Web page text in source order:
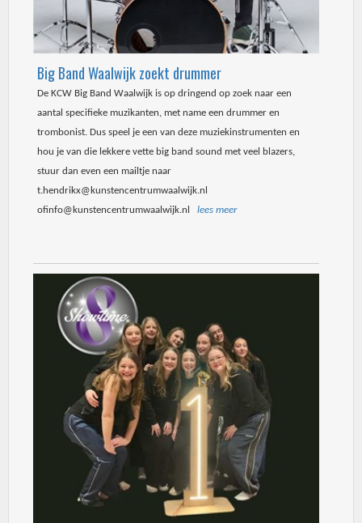
Big Band Waalwijk zoekt drummer
De KCW Big Band Waalwijk is op dringend op zoek naar een
aantal specifieke muzikanten, met name een drummer en
trombonist. Dus speel je een van deze muziekinstrumenten en
hou je van die lekkere vette big band sound met veel blazers,
stuur dan even een mailtje naar
t.hendrikx@kunstencentrumwaalwijk.nl
ofinfo@kunstencentrumwaalwijk.nl lees meer